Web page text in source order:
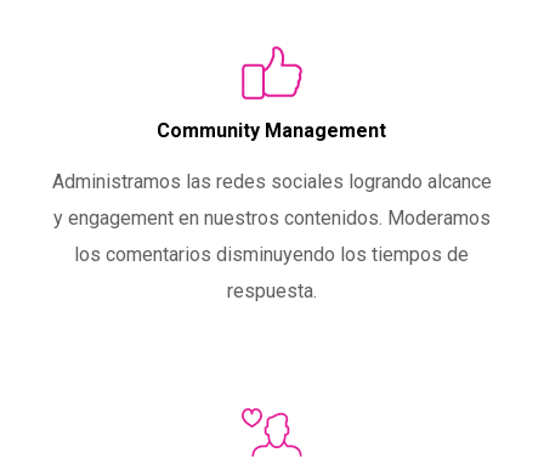
Community Management
Administramos las redes sociales logrando alcance
y engagement en nuestros contenidos. Moderamos
los comentarios disminuyendo los tiempos de
respuesta.